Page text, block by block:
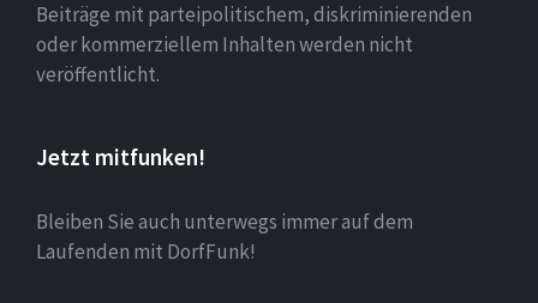
Beiträge mit parteipolitischem, diskriminierenden
oder kommerziellem Inhalten werden nicht
veröffentlicht.
Jetzt mitfunken!
Bleiben Sie auch unterwegs immer auf dem
Laufenden mit DorfFunk!